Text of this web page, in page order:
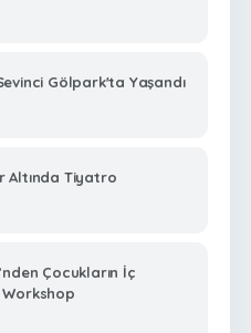
Gölpark'ta Yaşandı
Altında Tiyatro
Çocukların İç
Workshop